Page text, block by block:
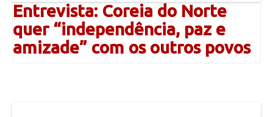
Entrevista: Coreia do Norte
quer “independência, paz e
amizade” com os outros povos